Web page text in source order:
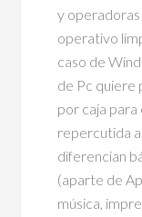
y operadoras
operativo
caso de
de Pc quiere
por caja para
repercutida
diferencian
(aparte de
música,